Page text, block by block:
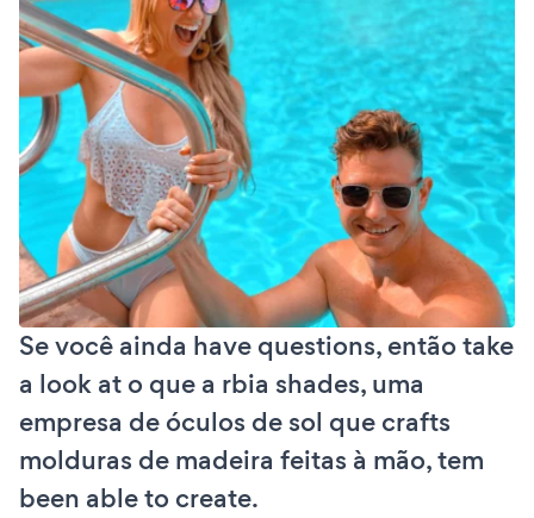
Se você ainda have questions, então take
a look at o que a rbia shades, uma
empresa de óculos de sol que crafts
molduras de madeira feitas à mão, tem
been able to create.